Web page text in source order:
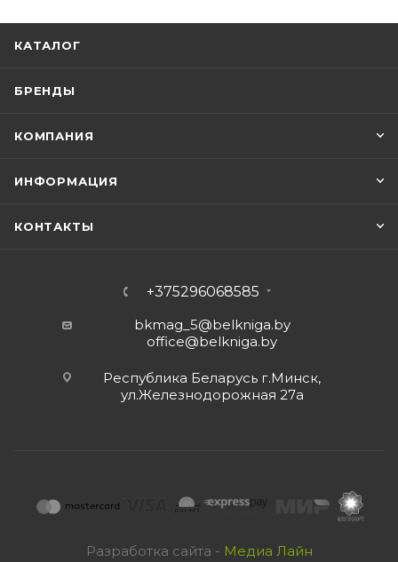
КАТАЛОГ
БРЕНДЫ
КОМПАНИЯ
ИНФОРМАЦИЯ
КОНТАКТЫ
+375296068585
bkmag_5@belkniga.by
office@belkniga.by
Республика Беларусь г.Минск,
ул.Железнодорожная 27а
Разработка сайта - Медиа Лайн